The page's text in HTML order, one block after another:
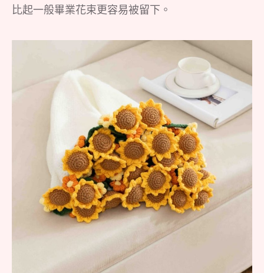
比起一般畢業花束更容易被留下。